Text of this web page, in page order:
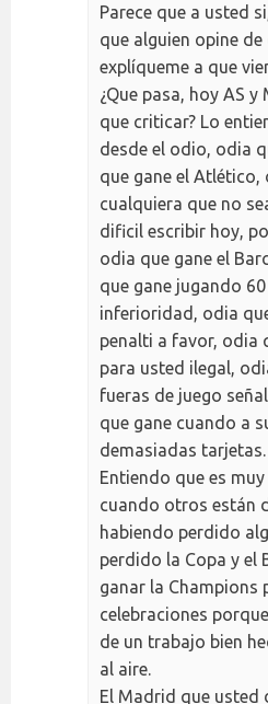
Parece que a usted
que alguien opine
explíqueme a que
¿Que pasa, hoy AS
que criticar? Lo
desde el odio, odia
que gane el Atlético,
cualquiera que no
dificil escribir hoy,
odia que gane el
que gane jugando
inferioridad, odia
penalti a favor, odia
para usted ilegal,
fueras de juego
que gane cuando a
demasiadas tarjetas.
Entiendo que es
cuando otros están
habiendo perdido
perdido la Copa y el
ganar la Champions
celebraciones
de un trabajo bien
al aire.
El Madrid que usted